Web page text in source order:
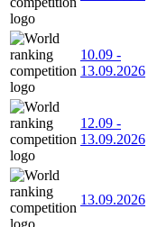
10.09 -
13.09.2026
12.09 -
13.09.2026
13.09.2026